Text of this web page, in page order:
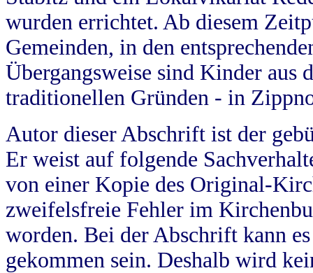
wurden errichtet. Ab diesem
Gemeinden, in den
Übergangsweise sind Kinder aus
traditionellen Gründen - in
Autor dieser Abschrift ist der
Er weist auf folgende
von einer Kopie des Original-
zweifelsfreie Fehler im
worden. Bei der Abschrift kann
gekommen sein. Deshalb wird